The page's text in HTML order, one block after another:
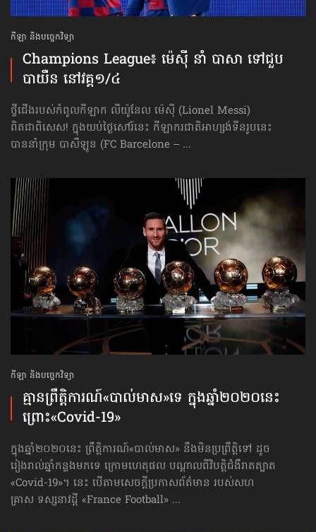
កីឡា និងបច្ចេកវិទ្យា
Champions League៖ ម៉េស៊ី នាំ បាសា ទៅជួប
បាយឺន នៅវគ្គ១/៤
ថ្វីជើងរបស់កំពូលកីឡាក លីយ៉ូនែល ម៉េស៊ី (Lionel Messi)
ពិតជាពិសេស! ក្នុងយប់ថ្ងៃសៅរ៍នេះ កីឡាករ​ជាតិ​អាហ្សង់ទីនរូបនេះ
បាននាំក្រុម បាសឺឡូន (FC Barcelone – ...
កីឡា និងបច្ចេកវិទ្យា
គ្មាន​ព្រឹត្តិការណ៍​«បាល់មាស»​ទេ ក្នុងឆ្នាំ​២០២០នេះ
ព្រោះ​«Covid-19»
ក្នុងឆ្នាំ​២០២០នេះ ព្រឹត្តិការណ៍«បាល់មាស» នឹងមិនប្រព្រឹត្តិទៅ ដូច​
រៀងរាល់ឆ្នាំ​កន្លង​មក​ទេ ក្រោមហេតុផល បណ្ដាលពីវិបត្តិជំងឺរាតត្បាត
«Covid-19»។ នេះ បើតាម​សេចក្ដី​ប្រកាស​ព័ត៌មាន របស់សហ
គ្រាស ទស្សនាវដ្ដី «France Football» ...